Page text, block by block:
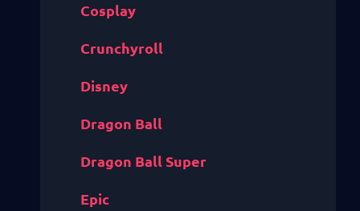
Cosplay
Crunchyroll
Disney
Dragon Ball
Dragon Ball Super
Epic